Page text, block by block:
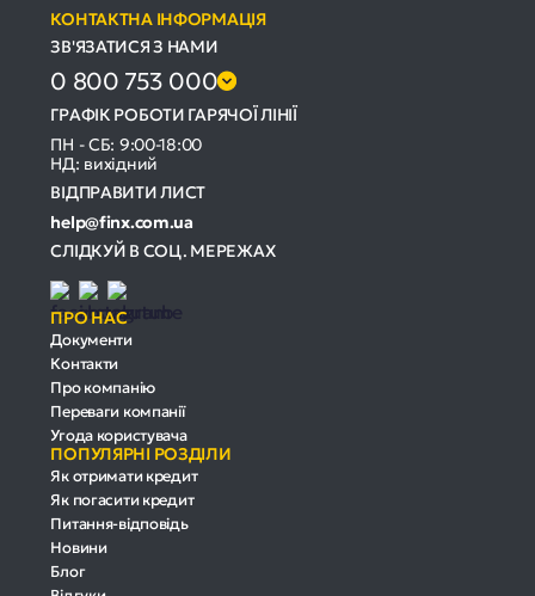
КОНТАКТНА ІНФОРМАЦІЯ
ЗВ'ЯЗАТИСЯ З НАМИ
0 800 753 000
ГРАФІК РОБОТИ ГАРЯЧОЇ ЛІНІЇ
ПН - СБ: 9:00-18:00
НД: вихідний
ВІДПРАВИТИ ЛИСТ
help@finx.com.ua
СЛІДКУЙ В СОЦ. МЕРЕЖАХ
ПРО НАС
Документи
Контакти
Про компанію
Переваги компанії
Угода користувача
ПОПУЛЯРНІ РОЗДІЛИ
Як отримати кредит
Як погасити кредит
Питання-відповідь
Новини
Блог